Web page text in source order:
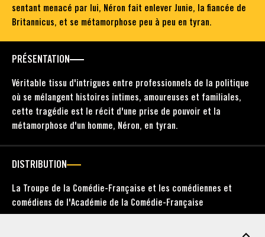
sentant menacé par lui, Néron fait enlever Junie, la fiancée de
Britannicus, et se métamorphose peu à peu en tyran.
PRÉSENTATION
Véritable tissu d'intrigues entre professionnels de la politique
où se mélangent histoires intimes, amoureuses et familiales,
cette tragédie est le récit d'une prise de pouvoir et la
métamorphose d'un homme, Néron, en tyran.
DISTRIBUTION
La Troupe de la Comédie-Française et les comédiennes et
comédiens de l'Académie de la Comédie-Française